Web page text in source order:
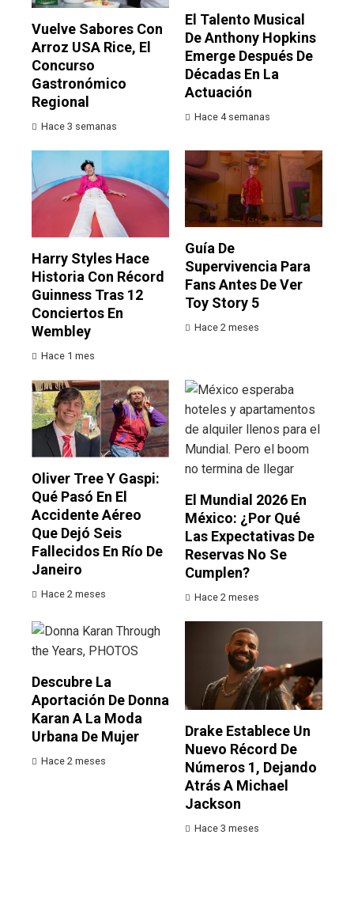
Vuelve Sabores Con
Arroz USA Rice, El
Concurso
Gastronómico
Regional
Hace 3 semanas
El Talento Musical
De Anthony Hopkins
Emerge Después De
Décadas En La
Actuación
Hace 4 semanas
Harry Styles Hace
Historia Con Récord
Guinness Tras 12
Conciertos En
Wembley
Hace 1 mes
Guía De
Supervivencia Para
Fans Antes De Ver
Toy Story 5
Hace 2 meses
Oliver Tree Y Gaspi:
Qué Pasó En El
Accidente Aéreo
Que Dejó Seis
Fallecidos En Río De
Janeiro
Hace 2 meses
El Mundial 2026 En
México: ¿por Qué
Las Expectativas De
Reservas No Se
Cumplen?
Hace 2 meses
Descubre La
Aportación De Donna
Karan A La Moda
Urbana De Mujer
Hace 2 meses
Drake Establece Un
Nuevo Récord De
Números 1, Dejando
Atrás A Michael
Jackson
Hace 3 meses